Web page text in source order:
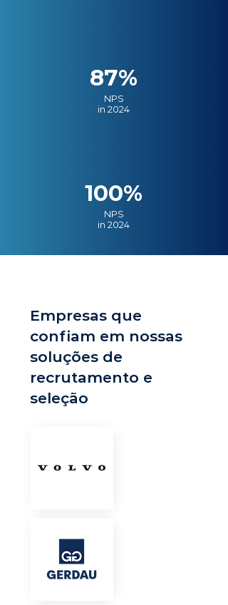
87%
NPS
in 2024
100%
NPS
in 2024
Empresas que
confiam em nossas
soluções de
recrutamento e
seleção